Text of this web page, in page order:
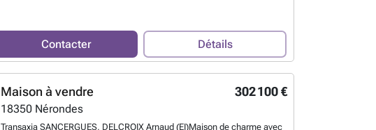
Contacter Détails
302 100 €
Maison à vendre
18350 Nérondes
Transaxia SANCERGUES, DELCROIX Arnaud (EI)Maison de charme avec